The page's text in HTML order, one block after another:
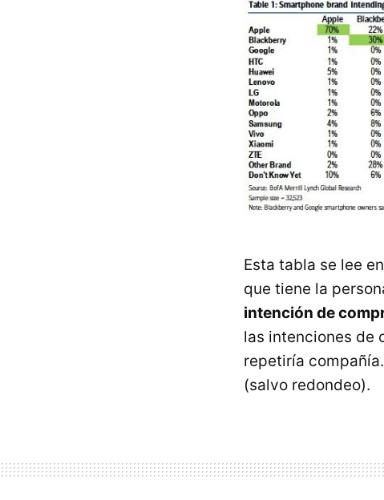
Esta tabla se lee
que tiene la
intención de
las intenciones de
repetiría
(salvo redondeo).